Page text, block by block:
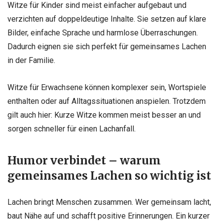
Witze für Kinder sind meist einfacher aufgebaut und
verzichten auf doppeldeutige Inhalte. Sie setzen auf klare
Bilder, einfache Sprache und harmlose Überraschungen.
Dadurch eignen sie sich perfekt für gemeinsames Lachen
in der Familie.
Witze für Erwachsene können komplexer sein, Wortspiele
enthalten oder auf Alltagssituationen anspielen. Trotzdem
gilt auch hier: Kurze Witze kommen meist besser an und
sorgen schneller für einen Lachanfall.
Humor verbindet – warum
gemeinsames Lachen so wichtig ist
Lachen bringt Menschen zusammen. Wer gemeinsam lacht,
baut Nähe auf und schafft positive Erinnerungen. Ein kurzer